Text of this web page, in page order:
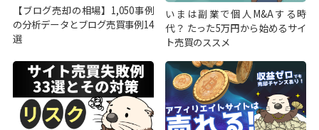
【ブログ売却の相場】1,050事例
の分析データとブログ売買事例14
選
いまは副業で個人M&Aする時
代？ たった5万円から始めるサイ
ト売買のススメ